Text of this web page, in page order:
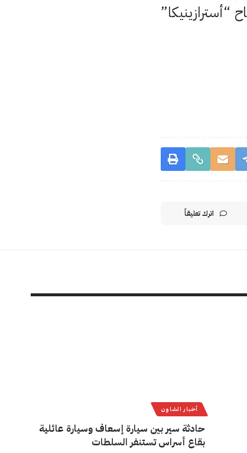
“أسترازينيكا”
اترك تعليقاً
أخبار الشاون
حادثة سير بين سيارة إسعاف وسيارة عائلية
بقاع أسراس تستنفر السلطات